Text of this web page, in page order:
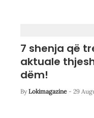
7 shenja që
aktuale
dëm!
By Lokimagazine - 29